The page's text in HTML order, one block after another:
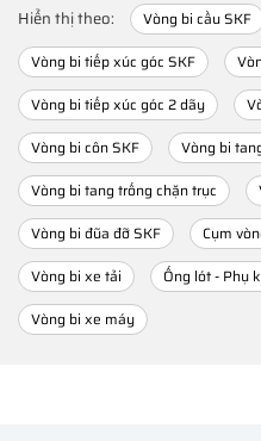
Hiển thị theo: Vòng bi cầu SKF
Vòng bi tiếp xúc góc SKF
Vòng bi tiếp xúc góc 2 dãy
Vòng bi côn SKF
Vòng bi
Vòng bi tang trống chặn trục
Vòng bi đũa đỡ SKF
Cụm
Vòng bi xe tải
Ống lót - Phụ
Vòng bi xe máy